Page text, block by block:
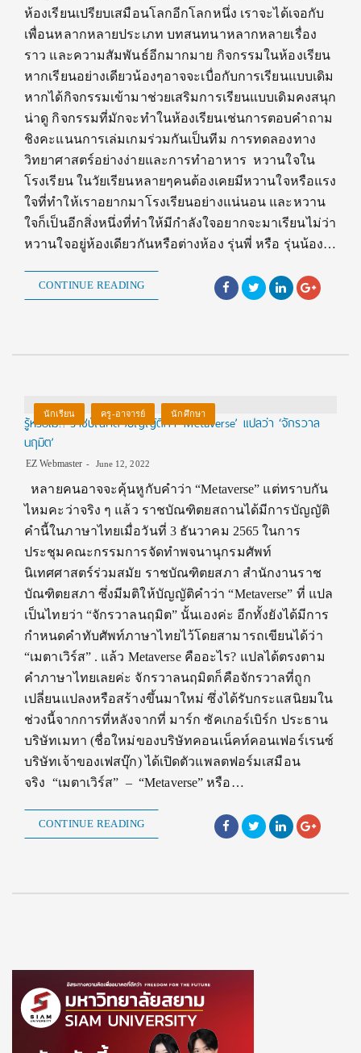
ห้องเรียนเปรียบเสมือนโลกอีกโลกหนึ่ง เราจะได้เจอกับ
เพื่อนหลากหลายประเภท บทสนทนาหลากหลายเรื่อง
ราว และความสัมพันธ์อีกมากมาย กิจกรรมในห้องเรียน
หากเรียนอย่างเดียวน้องๆอาจจะเบื่อกับการเรียนแบบเดิม
หากได้กิจกรรมเข้ามาช่วยเสริมการเรียนแบบเดิมคงสนุก
น่าดู กิจกรรมที่มักจะทำในห้องเรียนเช่นการตอบคำถาม
ชิงคะแนนการเล่มเกมร่วมกันเป็นทีม การทดลองทาง
วิทยาศาสตร์อย่างง่ายและการทำอาหาร หวานใจใน
โรงเรียน ในวัยเรียนหลายๆคนต้องเคยมีหวานใจหรือแรง
ใจที่ทำให้เราอยากมาโรงเรียนอย่างแน่นอน และหวาน
ใจก็เป็นอีกสิ่งหนึ่งที่ทำให้มีกำลังใจอยากจะมาเรียนไม่ว่า
หวานใจอยู่ห้องเดียวกันหรือต่างห้อง รุ่นพี่ หรือ รุ่นน้อง…
CONTINUE READING
นักเรียน ครู-อาจารย์ นักศึกษา
รู้หรือไม่?! ราชบัณฑิตฯบัญญัติคำ ‘Metaverse’ แปลว่า ‘จักรวาล
นฤมิต’
EZ Webmaster June 12, 2022
หลายคนอาจจะคุ้นหูกับคำว่า “Metaverse” แต่ทราบกัน
ไหมคะว่าจริง ๆ แล้ว ราชบัณฑิตยสถานได้มีการบัญญัติ
คำนี้ในภาษาไทยเมื่อวันที่ 3 ธันวาคม 2565 ในการ
ประชุมคณะกรรมการจัดทำพจนานุกรมศัพท์
นิเทศศาสตร์ร่วมสมัย ราชบัณฑิตยสภา สำนักงานราช
บัณฑิตยสภา ซึ่งมีมติให้บัญญัติคำว่า “Metaverse” ที่ แปล
เป็นไทยว่า “จักรวาลนฤมิต” นั้นเองค่ะ อีกทั้งยังได้มีการ
กำหนดคำทับศัพท์ภาษาไทยไว้โดยสามารถเขียนได้ว่า
“เมตาเวิร์ส” . แล้ว Metaverse คืออะไร? แปลได้ตรงตาม
คำภาษาไทยเลยค่ะ จักรวาลนฤมิตก็คือจักรวาลที่ถูก
เปลี่ยนแปลงหรือสร้างขึ้นมาใหม่ ซึ่งได้รับกระแสนิยมใน
ช่วงนี้จากการที่หลังจากที่ มาร์ก ซัคเกอร์เบิร์ก ประธาน
บริษัทเมทา (ชื่อใหม่ของบริษัทคอนเน็คท์คอนเฟอร์เรนซ์
บริษัทเจ้าของเฟสบุ๊ก) ได้เปิดตัวแพลตฟอร์มเสมือน
จริง “เมตาเวิร์ส” – “Metaverse” หรือ…
CONTINUE READING